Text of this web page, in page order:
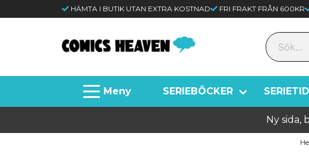
HÄMTA I BUTIK UTAN EXTRA KOSTNAD FRI FRAKT FRÅN 600KR
SERIEBÖCKER
Ny sida,